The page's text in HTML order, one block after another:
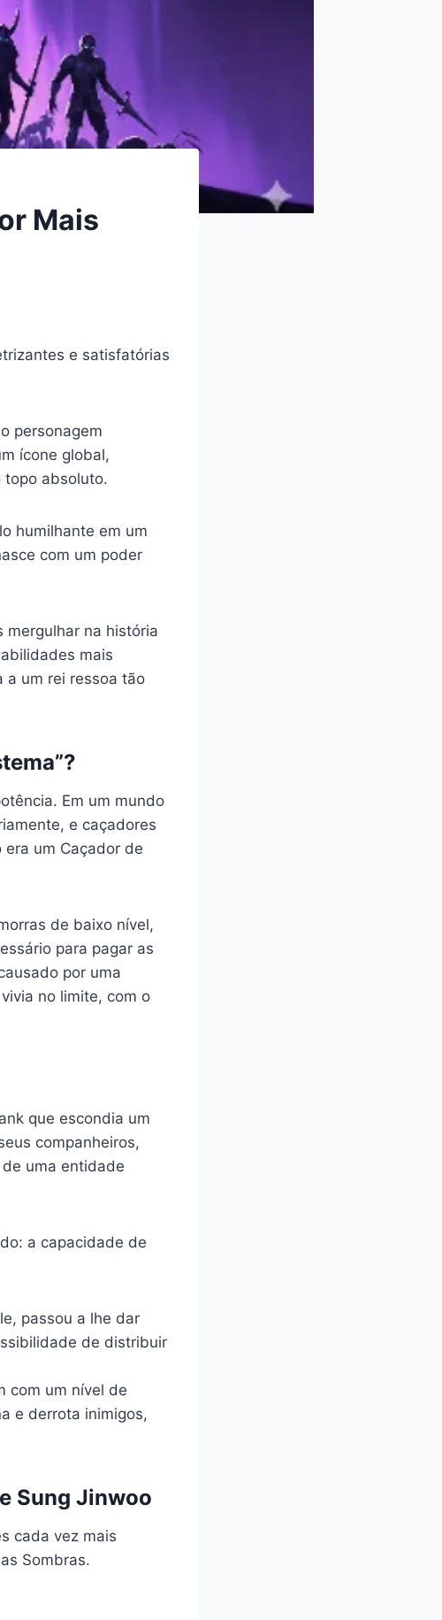
Mais
e satisfatórias
personagem
ícone global,
topo absoluto.
humilhante em um
com um poder
mergulhar na história
mais
a um rei ressoa tão
Em um mundo
e caçadores
um Caçador de
de baixo nível,
para pagar as
por uma
no limite, com o
que escondia um
companheiros,
de uma entidade
a capacidade de
passou a lhe dar
de distribuir
com um nível de
e derrota inimigos,
Sung Jinwoo
cada vez mais
Sombras.